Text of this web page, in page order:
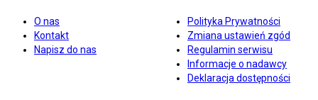
O nas
Kontakt
Napisz do nas
Polityka Prywatności
Zmiana ustawień zgód
Regulamin serwisu
Informacje o nadawcy
Deklaracja dostępności